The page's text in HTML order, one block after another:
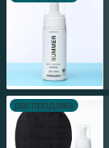
распродажа